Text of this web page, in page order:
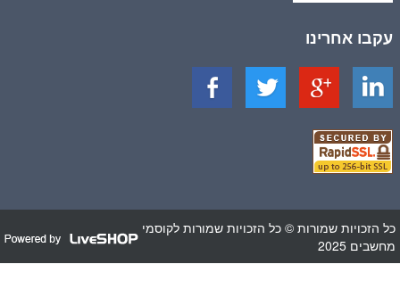
עקבו אחרינו
כל הזכויות שמורות © כל הזכויות שמורות לקוסמי
מחשבים 2025